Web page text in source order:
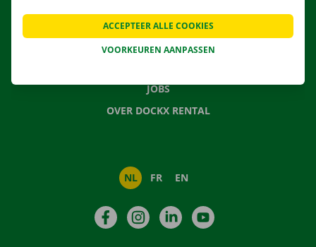
VEELGESTELDE VRAGEN
NIEUWS
JOBS
OVER DOCKX RENTAL
NL FR EN
FacebookInstagramLinkedIn
VOORKEUREN AANPASSEN
ACCEPTEER ALLE COOKIES